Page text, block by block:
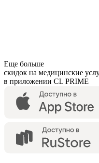
Еще больше
скидок на медицинские
в приложении CL PRIME